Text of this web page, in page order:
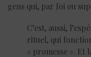
gens qui, par foi ou
C’est, aussi,
rituel, qui
« promesse ». Et